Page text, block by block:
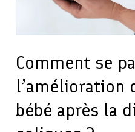
Comment se
l’amélioration
bébé après la
la
disparition
des
coliques
?